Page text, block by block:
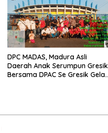
DPC MADAS, Madura Asli
Daerah Anak Serumpun Gresik
Bersama DPAC Se Gresik Gelar